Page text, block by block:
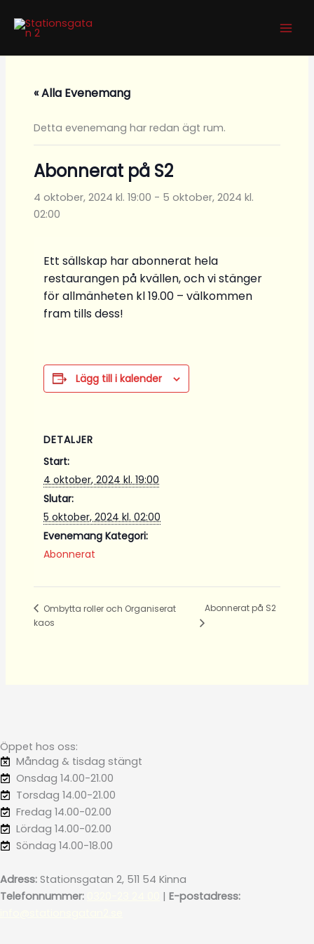
« Alla Evenemang
Detta evenemang har redan ägt rum.
Abonnerat på S2
4 oktober, 2024 kl. 19:00 - 5 oktober, 2024 kl.
02:00
Ett sällskap har abonnerat hela
restaurangen på kvällen, och vi stänger
för allmänheten kl 19.00 – välkommen
fram tills dess!
Lägg till i kalender
DETALJER
Start:
4 oktober, 2024 kl. 19:00
Slutar:
5 oktober, 2024 kl. 02:00
Evenemang Kategori:
Abonnerat
Ombytta roller och Organiserat
kaos
Abonnerat på S2
Öppet hos oss:
Måndag & tisdag stängt
Onsdag 14.00-21.00
Torsdag 14.00-21.00
Fredag 14.00-02.00
Lördag 14.00-02.00
Söndag 14.00-18.00
Adress: Stationsgatan 2, 511 54 Kinna
Telefonnummer:
| E-postadress: